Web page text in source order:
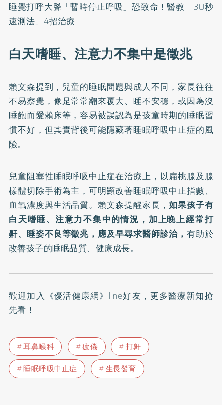
睡覺打呼大聲「暫時停止呼吸」恐致命！醫教「30秒
速測法」4招治療
白天嗜睡、注意力不集中是徵兆
賴文森提到，兒童的睡眠問題與成人不同，家長往往
不易察覺，像是常常翻來覆去、睡不安穩，或因為沒
睡飽而愛賴床等，容易被誤認為是孩童時期的睡眠習
慣不好，但其實背後可能隱藏著睡眠呼吸中止症的風
險。
兒童阻塞性睡眠呼吸中止症在治療上，以扁桃腺及腺
樣體切除手術為主，可明顯改善睡眠呼吸中止指數、
血氧濃度與生活品質。賴文森提醒家長， 如果孩子有
白天嗜睡、注意力不集中的情況，加上晚上經常打
鼾、睡姿不良等徵兆，應及早尋求醫師診治， 有助於
改善孩子的睡眠品質、健康成長。
歡迎加入 《優活健康網》line好友 ，更多醫療新知搶
先看！
耳鼻喉科 疲倦
打鼾
睡眠呼吸中止症
生長發育